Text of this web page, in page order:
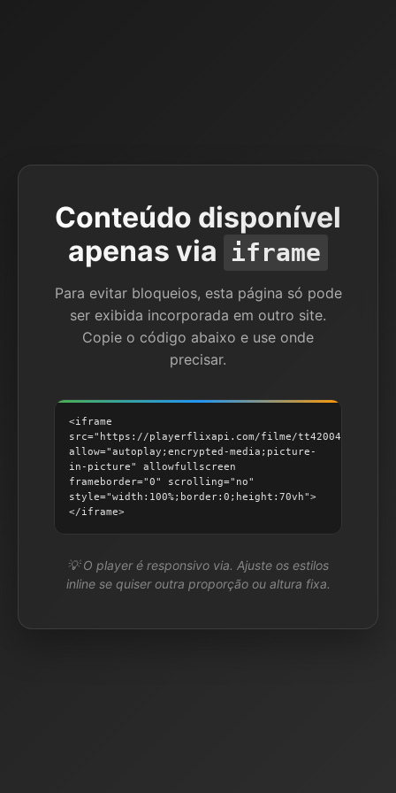
Conteúdo disponível
apenas via iframe
Para evitar bloqueios, esta página só pode
ser exibida incorporada em outro site.
Copie o código abaixo e use onde
precisar.
<iframe
src="https://playerflixapi.com/filme/tt4200442"
allow="autoplay;encrypted-media;picture-
in-picture" allowfullscreen
frameborder="0" scrolling="no"
style="width:100%;border:0;height:70vh">
</iframe>
💡 O player é responsivo via. Ajuste os estilos
inline se quiser outra proporção ou altura fixa.